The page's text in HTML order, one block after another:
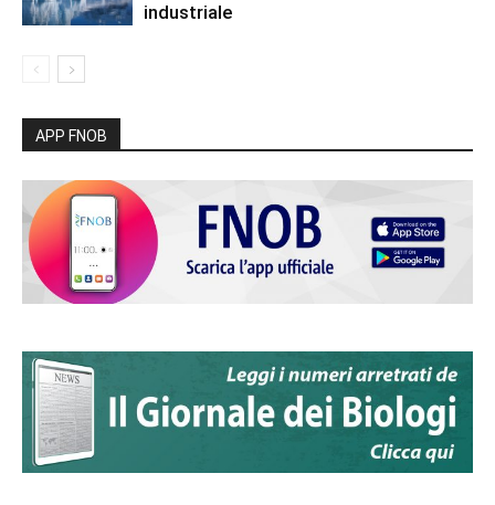
industriale
APP FNOB